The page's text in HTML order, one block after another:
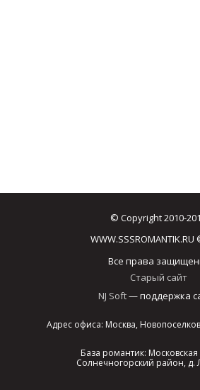
© Copyright 2010-
WWW.SSSROMANTIK.RU
Все права
Старый сайт
NJ Soft— поддержка
Адрес офиса: Москва,
База романтик: Московская
Солнечногорский район, д.